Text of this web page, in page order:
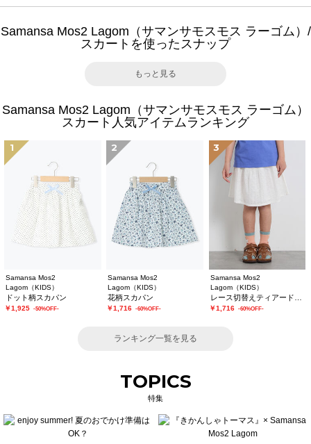
Samansa Mos2 Lagom（サマンサモスモス ラーゴム）/
スカートを使ったスナップ
もっと見る
Samansa Mos2 Lagom（サマンサモスモス ラーゴム）
スカート人気アイテムランキング
1
Samansa Mos2
Lagom（KIDS）
ドット柄スカパン
￥1,925 -50%OFF-
2
Samansa Mos2
Lagom（KIDS）
花柄スカパン
￥1,716 -60%OFF-
3
Samansa Mos2
Lagom（KIDS）
￥1,716 -60%OFF-
ランキング一覧を見る
TOPICS
特集